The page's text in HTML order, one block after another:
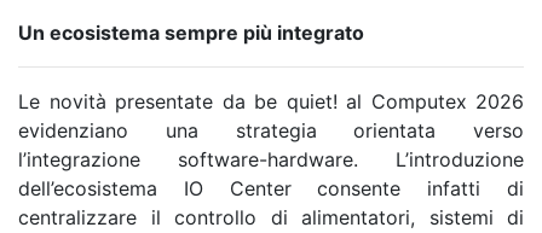
Un ecosistema sempre più integrato
Le novità presentate da be quiet! al Computex 2026
evidenziano una strategia orientata verso
l’integrazione software-hardware. L’introduzione
dell’ecosistema IO Center consente infatti di
centralizzare il controllo di alimentatori, sistemi di